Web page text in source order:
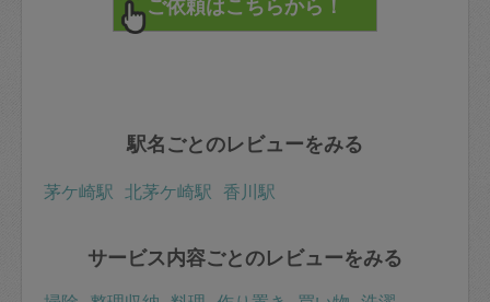
駅名ごとのレビューをみる
茅ケ崎駅 北茅ケ崎駅 香川駅
サービス内容ごとのレビューをみる